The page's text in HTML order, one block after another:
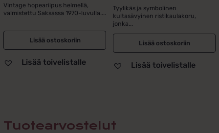
hinta
oli:
129,00 €.
hinta
on:
79,00 €.
Vintage hopeariipus helmellä,
valmistettu Saksassa 1970-luvulla....
Lisää ostoskoriin
Lisää toivelistalle
Tyylikäs ja symbolinen
kultasävyinen ristikaulakoru,
jonka...
Lisää ostoskoriin
Lisää toivelistalle
Tuotearvostelut